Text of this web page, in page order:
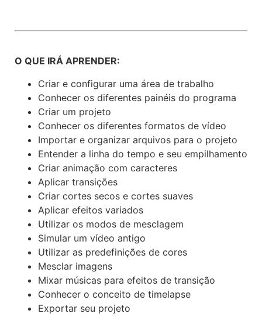
O QUE IRÁ APRENDER:
Criar e configurar uma área de trabalho
Conhecer os diferentes painéis do programa
Criar um projeto
Conhecer os diferentes formatos de vídeo
Importar e organizar arquivos para o projeto
Entender a linha do tempo e seu empilhamento
Criar animação com caracteres
Aplicar transições
Criar cortes secos e cortes suaves
Aplicar efeitos variados
Utilizar os modos de mesclagem
Simular um vídeo antigo
Utilizar as predefinições de cores
Mesclar imagens
Mixar músicas para efeitos de transição
Conhecer o conceito de timelapse
Exportar seu projeto